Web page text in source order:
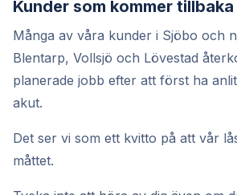
Kunder som kommer tillbaka
Många av våra kunder i Sjöbo och
Blentarp, Vollsjö och Lövestad
planerade jobb efter att först ha
akut.
Det ser vi som ett kvitto på att vår
måttet.